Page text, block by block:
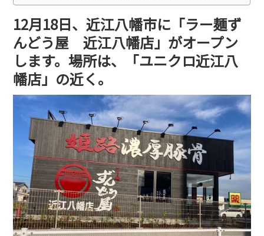
12月18日、近江八幡市に「ラー麺ず
んどう屋 近江八幡店」がオープン
します。場所は、「ユニクロ近江八
幡店」の近く。